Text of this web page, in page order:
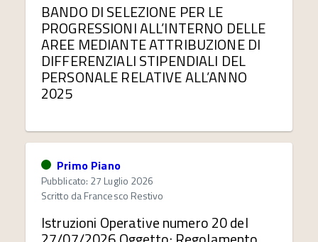
BANDO DI SELEZIONE PER LE
PROGRESSIONI ALL’INTERNO DELLE
AREE MEDIANTE ATTRIBUZIONE DI
DIFFERENZIALI STIPENDIALI DEL
PERSONALE RELATIVE ALL’ANNO
2025
Primo Piano
Pubblicato: 27 Luglio 2026
Scritto daFrancesco Restivo
Istruzioni Operative numero 20 del